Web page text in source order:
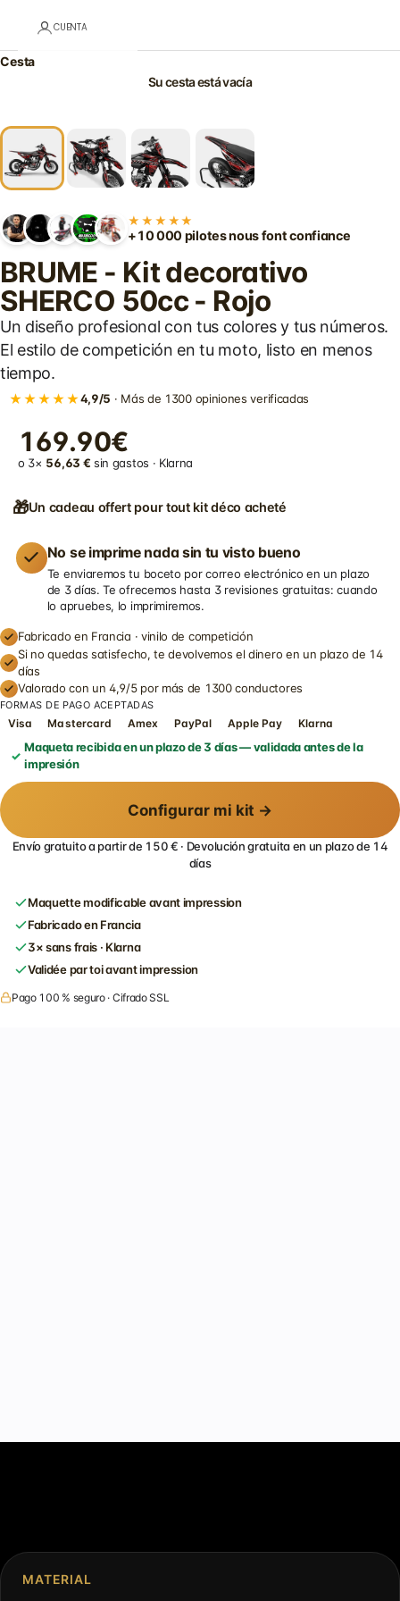
CUENTA
Cesta
Su cesta está vacía
★★★★★
+10 000 pilotes nous font confiance
BRUME - Kit decorativo
SHERCO 50cc - Rojo
Un diseño profesional con tus colores y tus números.
El estilo de competición en tu moto, listo en menos
tiempo.
★★★★★4,9/5 · Más de 1300 opiniones verificadas
169.90€
o 3× 56,63 € sin gastos · Klarna
🎁Un cadeau offert pour tout kit déco acheté
No se imprime nada sin tu visto bueno
Te enviaremos tu boceto por correo electrónico en un plazo
de 3 días. Te ofrecemos hasta 3 revisiones gratuitas: cuando
lo apruebes, lo imprimiremos.
Fabricado en Francia · vinilo de competición
Si no quedas satisfecho, te devolvemos el dinero en un plazo de 14
días
Valorado con un 4,9/5 por más de 1300 conductores
FORMAS DE PAGO ACEPTADAS
Visa Mastercard Amex PayPal Apple Pay Klarna
Maqueta recibida en un plazo de 3 días — validada antes de la
impresión
Configurar mi kit →
Envío gratuito a partir de 150 € · Devolución gratuita en un plazo de 14
días
Maquette modificable avant impression
Fabricado en Francia
3× sans frais · Klarna
Validée par toi avant impression
Pago 100 % seguro · Cifrado SSL
MATERIAL